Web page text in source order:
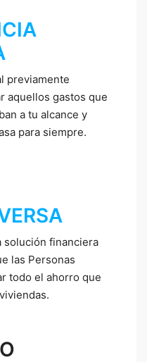
previamente
aquellos gastos que
a tu alcance y
para siempre.
solución financiera
las Personas
todo el ahorro que